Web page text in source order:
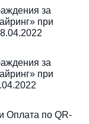
за
при
за
при
Оплата по QR-